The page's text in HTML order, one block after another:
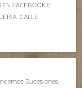
FACEBOOK E
CALLE
Sucesiones,